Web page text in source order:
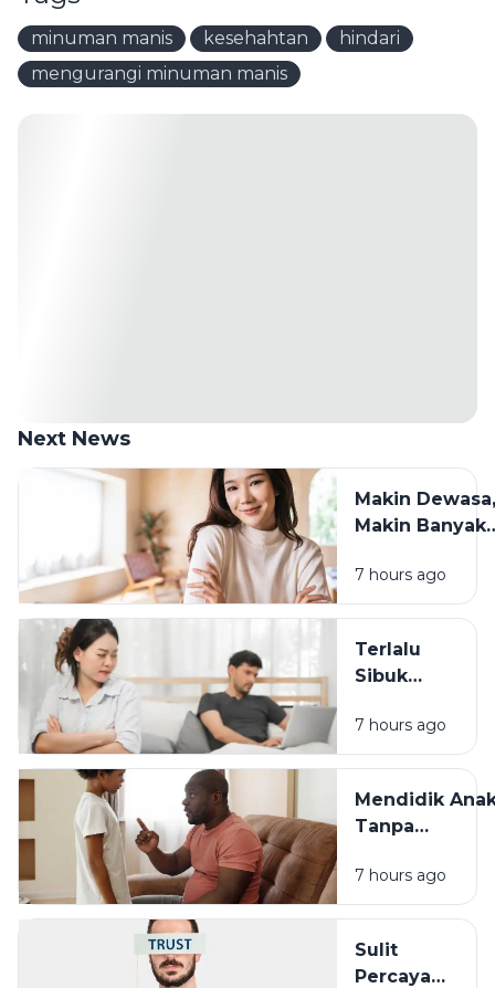
minuman manis kesehahtan
hindari
mengurangi minuman manis
Next News
Makin Dewasa,
Makin Banyak
Cara Tetap
Waras
7 hours ago
Terlalu
Sibuk
Dampaknya
pada
dengan
Keluarga
7 hours ago
Mendidik
Tanpa
Cara
yang Sering
7 hours ago
Sulit
Percaya